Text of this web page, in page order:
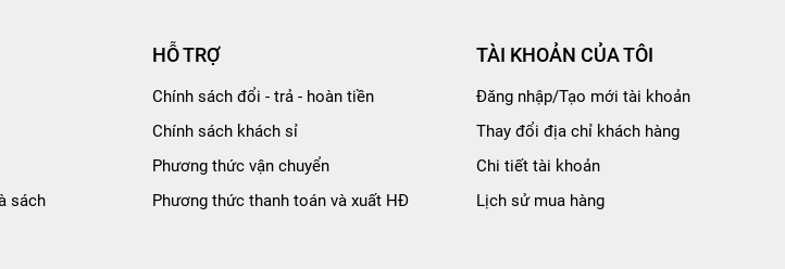
sách
HỖ TRỢ
Chính sách đổi - trả - hoàn tiền
Chính sách khách sỉ
Phương thức vận chuyển
Phương thức thanh toán và xuất HĐ
TÀI KHOẢN CỦA TÔI
Đăng nhập/Tạo mới tài khoản
Thay đổi địa chỉ khách hàng
Chi tiết tài khoản
Lịch sử mua hàng